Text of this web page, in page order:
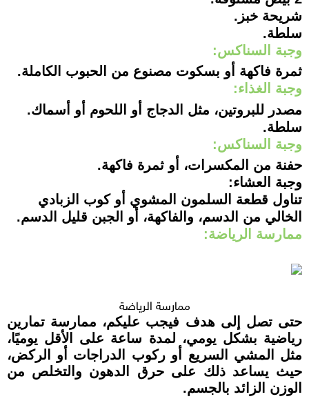
شريحة خبز.
سلطة.
وجبة السناكس:
ثمرة فاكهة أو بسكوت مصنوع من الحبوب الكاملة.
وجبة الغذاء:
مصدر للبروتين، مثل الدجاج أو اللحوم أو أسماك.
سلطة.
وجبة السناكس:
حفنة من المكسرات، أو ثمرة فاكهة.
وجبة العشاء:
تناول قطعة السلمون المشوي أو كوب الزبادي
الخالي من الدسم، والفاكهة، أو الجبن قليل الدسم.
ممارسة الرياضة:
ممارسة الرياضة
حتى تصل إلى هدف فيجب عليكم، ممارسة تمارين
رياضية بشكل يومي، لمدة ساعة على الأقل يوميًا،
مثل المشي السريع أو ركوب الدراجات أو الركض،
حيث يساعد ذلك على حرق الدهون والتخلص من
الوزن الزائد بالجسم.